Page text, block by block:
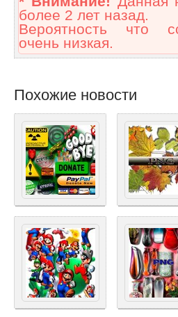
более 2 лет назад.
Вероятность что
очень низкая.
Похожие новости